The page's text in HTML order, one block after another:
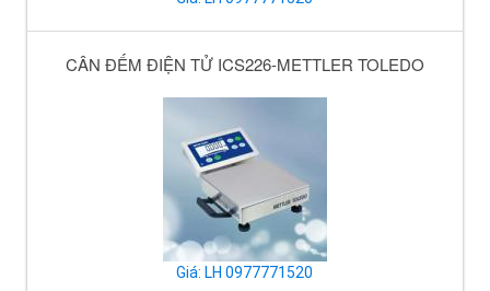
CÂN ĐẾM ĐIỆN TỬ ICS226-METTLER TOLEDO
Giá: LH 0977771520